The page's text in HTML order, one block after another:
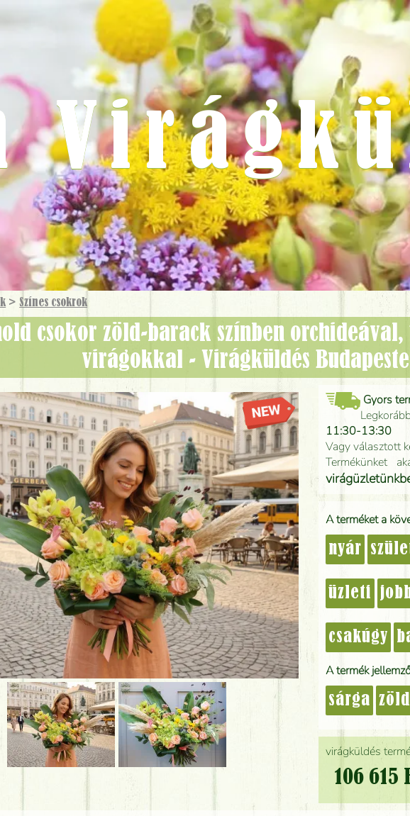
>Színes csokrok
virágokkal - Virágküldés
virágküldés
106 615
Gyors
11:30-13:30
Vagy választott
Termékünket
A terméket a
nyár
üzleti
csakúgy
A termék
sárga zöld